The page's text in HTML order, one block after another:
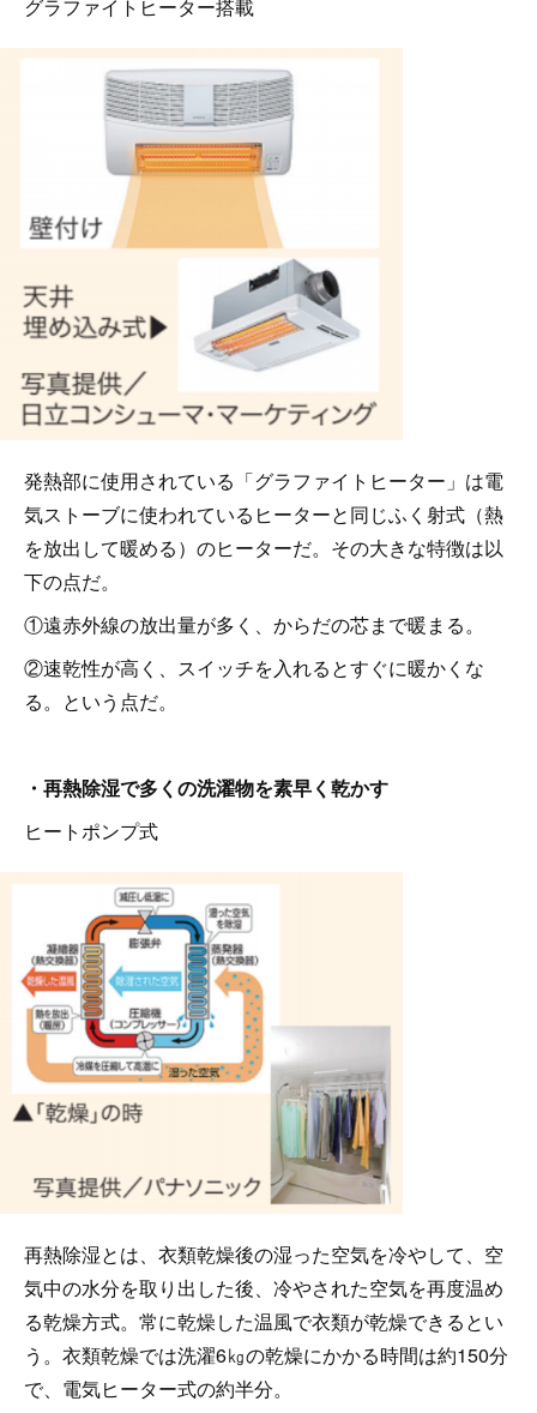
グラファイトヒーター搭載
発熱部に使用されている「グラファイトヒーター」は電
気ストーブに使われているヒーターと同じふく射式（熱
を放出して暖める）のヒーターだ。その大きな特徴は以
下の点だ。
①遠赤外線の放出量が多く、からだの芯まで暖まる。
②速乾性が高く、スイッチを入れるとすぐに暖かくな
る。という点だ。
・再熱除湿で多くの洗濯物を素早く乾かす
ヒートポンプ式
再熱除湿とは、衣類乾燥後の湿った空気を冷やして、空
気中の水分を取り出した後、冷やされた空気を再度温め
る乾燥方式。常に乾燥した温風で衣類が乾燥できるとい
う。衣類乾燥では洗濯6㎏の乾燥にかかる時間は約150分
で、電気ヒーター式の約半分。